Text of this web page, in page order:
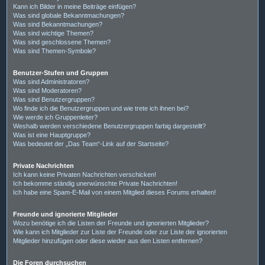
Kann ich Bilder in meine Beiträge einfügen?
Was sind globale Bekanntmachungen?
Was sind Bekanntmachungen?
Was sind wichtige Themen?
Was sind geschlossene Themen?
Was sind Themen-Symbole?
Benutzer-Stufen und Gruppen
Was sind Administratoren?
Was sind Moderatoren?
Was sind Benutzergruppen?
Wo finde ich die Benutzergruppen und wie trete ich ihnen bei?
Wie werde ich Gruppenleiter?
Weshalb werden verschiedene Benutzergruppen farbig dargestellt?
Was ist eine Hauptgruppe?
Was bedeutet der „Das Team“-Link auf der Startseite?
Private Nachrichten
Ich kann keine Privaten Nachrichten verschicken!
Ich bekomme ständig unerwünschte Private Nachrichten!
Ich habe eine Spam-E-Mail von einem Mitglied dieses Forums erhalten!
Freunde und ignorierte Mitglieder
Wozu benötige ich die Listen der Freunde und ignorierten Mitglieder?
Wie kann ich Mitglieder zur Liste der Freunde oder zur Liste der ignorierten
Mitglieder hinzufügen oder diese wieder aus den Listen entfernen?
Die Foren durchsuchen